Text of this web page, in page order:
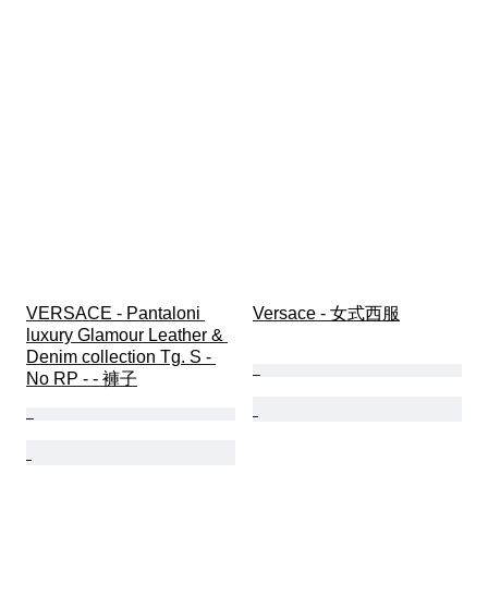
VERSACE - Pantaloni
luxury Glamour Leather &
Denim collection Tg. S -
No RP - - 褲子
Versace - 女式西服